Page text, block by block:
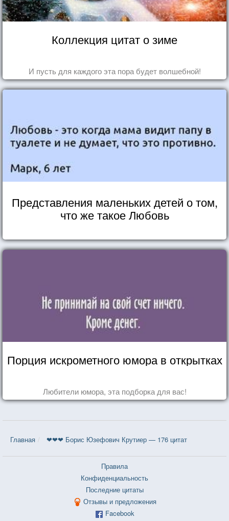
Коллекция цитат о зиме
И пусть для каждого эта пора будет волшебной!
Представления маленьких детей о том,
что же такое Любовь
Порция искрометного юмора в открытках
Любители юмора, эта подборка для вас!
Главная ❤❤❤ Борис Юзефович Крутиер — 176 цитат
Правила
Конфиденциальность
Последние цитаты
Отзывы и предложения
Facebook